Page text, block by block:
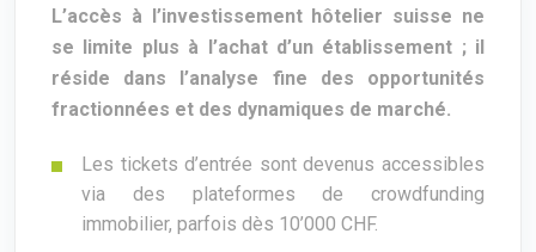
L’accès à l’investissement hôtelier suisse ne
se limite plus à l’achat d’un établissement ; il
réside dans l’analyse fine des opportunités
fractionnées et des dynamiques de marché.
Les tickets d’entrée sont devenus accessibles
via des plateformes de crowdfunding
immobilier, parfois dès 10’000 CHF.